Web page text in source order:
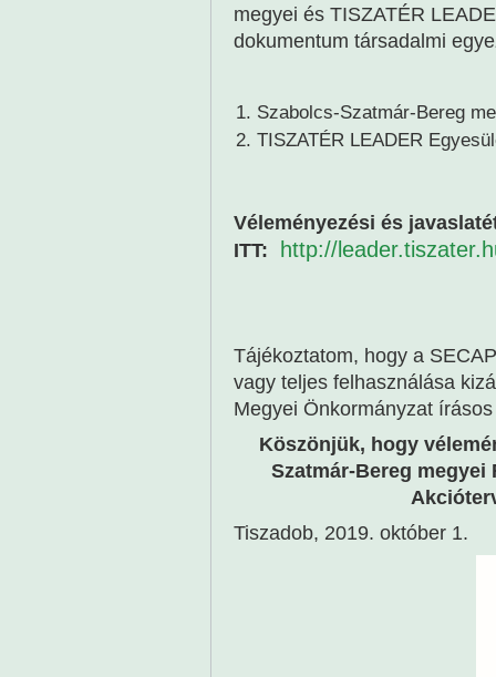
megyei és TISZATÉR
dokumentum társadalmi
Szabolcs-Szatmár-Bereg
TISZATÉR LEADER
Véleményezési és
ITT:
http://
Tájékoztatom, hogy a
vagy teljes felhasználása
Megyei Önkormányzat
Köszönjük, hogy
Szatmár-Bereg
Tiszadob, 2019. október 1.